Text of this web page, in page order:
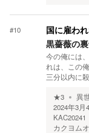
#10 国に雇わ
黒薔薇の
今の俺には
れは、この
三分以内に
★3 異
2024年3月
KAC20241
カクヨム